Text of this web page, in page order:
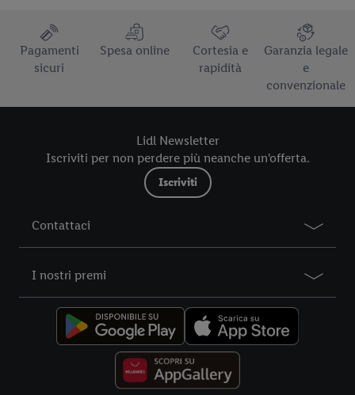
Pagamenti
sicuri
Spesa online
Cortesia e
rapidità
Garanzia legale
e
convenzionale
Lidl Newsletter
Iscriviti per non perdere più neanche un'offerta.
Iscriviti
Contattaci
I nostri premi
sopra indicate. Ulteriori informazioni, comprese quelle relative
al periodo di conservazione dei dati e al Suo diritto di revocare
il consenso prestato in qualsiasi momento con effetto per il
informativa privacy.Le
nostre informazioni legali sono consultabili qui.